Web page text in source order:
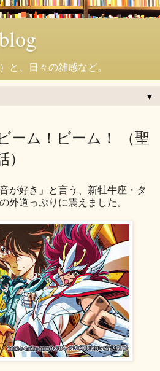
と、日々の雑感など。
▼
ーム！ビーム！ （聖
が好き」と言う、新牡牛座・タ
外道っぷりに震えました。